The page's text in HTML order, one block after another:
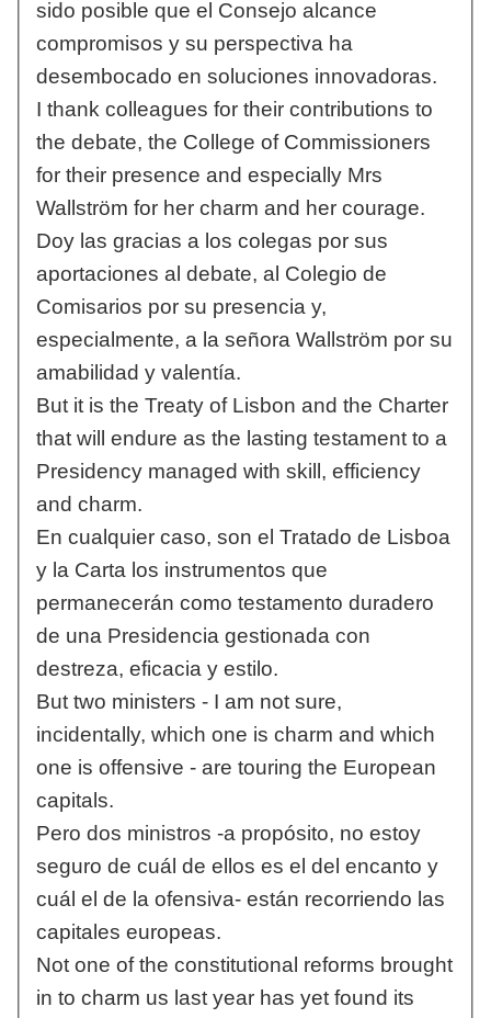
sido posible que el Consejo alcance
compromisos y su perspectiva ha
desembocado en soluciones innovadoras.
I thank colleagues for their contributions to
the debate, the College of Commissioners
for their presence and especially Mrs
Wallström for her charm and her courage.
Doy las gracias a los colegas por sus
aportaciones al debate, al Colegio de
Comisarios por su presencia y,
especialmente, a la señora Wallström por su
amabilidad y valentía.
But it is the Treaty of Lisbon and the Charter
that will endure as the lasting testament to a
Presidency managed with skill, efficiency
and charm.
En cualquier caso, son el Tratado de Lisboa
y la Carta los instrumentos que
permanecerán como testamento duradero
de una Presidencia gestionada con
destreza, eficacia y estilo.
But two ministers - I am not sure,
incidentally, which one is charm and which
one is offensive - are touring the European
capitals.
Pero dos ministros -a propósito, no estoy
seguro de cuál de ellos es el del encanto y
cuál el de la ofensiva- están recorriendo las
capitales europeas.
Not one of the constitutional reforms brought
in to charm us last year has yet found its